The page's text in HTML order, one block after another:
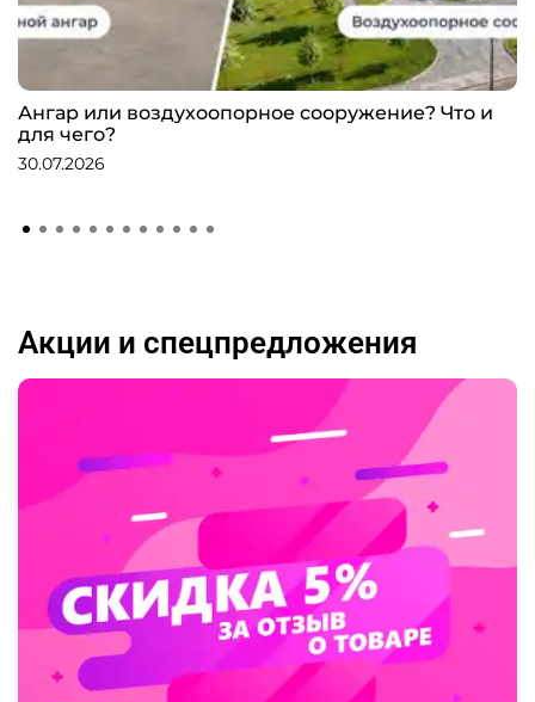
Ангар или воздухоопорное сооружение? Что и
для чего?
30.07.2026
Акции и спецпредложения